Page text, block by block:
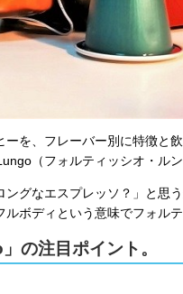
を、フレーバー別に特徴と
（フォルティッシオ・ルン
グなエスプレッソ？」と思
ボディという意味でフォルテ
の注目ポイント。